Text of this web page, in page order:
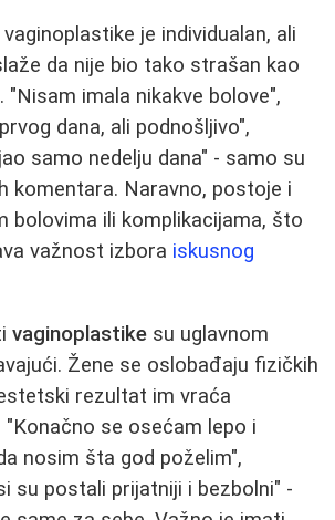
je individualan, ali
da nije bio tako strašan kao
"Nisam imala nikakve bolove",
dana, ali podnošljivo",
samo nedelju dana" - samo su
komentara. Naravno, postoje i
bolovima ili komplikacijama, što
važnost izbora iskusnog
vaginoplastike su uglavnom
Žene se oslobađaju fizičkih
rezultat im vraća
"Konačno se osećam lepo i
nosim šta god poželim",
su postali prijatniji i bezbolni" -